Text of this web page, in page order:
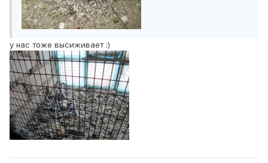
у нас тоже высиживает :)